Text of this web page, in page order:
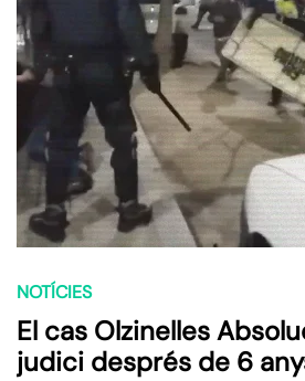
NOTÍCIES
El cas Olzinelles
judici després de 6